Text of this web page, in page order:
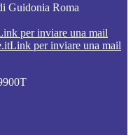
Guidonia Roma
per inviare una mail
Link per inviare una mail